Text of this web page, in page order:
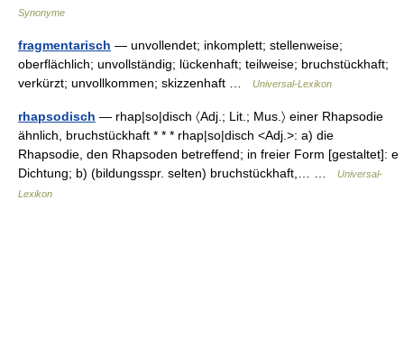
Synonyme
fragmentarisch — unvollendet; inkomplett; stellenweise;
oberflächlich; unvollständig; lückenhaft; teilweise; bruchstückhaft;
verkürzt; unvollkommen; skizzenhaft …
Universal-Lexikon
rhapsodisch — rhap|so|disch 〈Adj.; Lit.; Mus.〉 einer Rhapsodie
ähnlich, bruchstückhaft * * * rhap|so|disch <Adj.>: a) die
Rhapsodie, den Rhapsoden betreffend; in freier Form [gestaltet]: e
Dichtung; b) (bildungsspr. selten) bruchstückhaft,… …
Universal-
Lexikon